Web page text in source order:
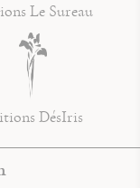
Le Sureau
DésIris